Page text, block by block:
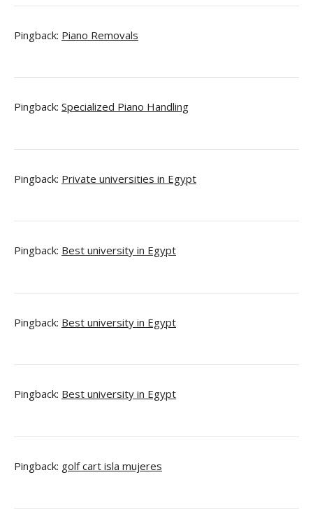
Pingback: Piano Removals
Pingback: Specialized Piano Handling
Pingback: Private universities in Egypt
Pingback: Best university in Egypt
Pingback: Best university in Egypt
Pingback: Best university in Egypt
Pingback: golf cart isla mujeres